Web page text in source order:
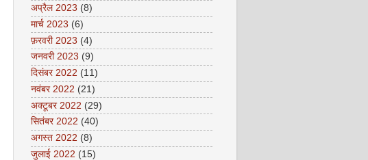
अप्रैल 2023 (8)
मार्च 2023 (6)
फ़रवरी 2023 (4)
जनवरी 2023 (9)
दिसंबर 2022 (11)
नवंबर 2022 (21)
अक्टूबर 2022 (29)
सितंबर 2022 (40)
अगस्त 2022 (8)
जुलाई 2022 (15)